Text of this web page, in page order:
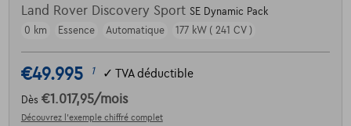
Land Rover Discovery Sport SE Dynamic Pack
0 km
Essence Automatique 177 kW ( 241 CV )
€49.995 1 ✓ TVA déductible
Dès €1.017,95/mois
Découvrez l’exemple chiffré complet